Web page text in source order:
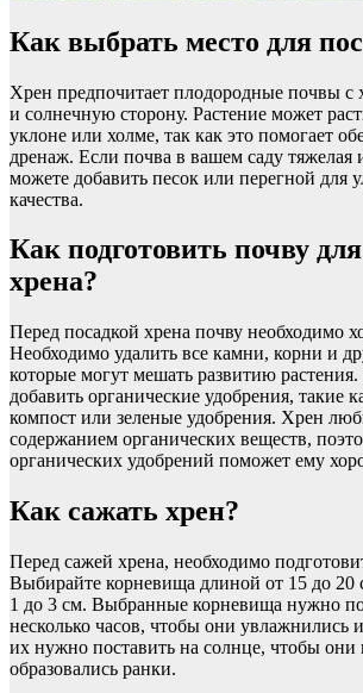
Как выбрать место для
Хрен предпочитает плодородные почвы
и солнечную сторону. Растение может
уклоне или холме, так как это помогает
дренаж. Если почва в вашем саду тяжелая
можете добавить песок или перегной для
качества.
Как подготовить почву
хрена?
Перед посадкой хрена почву необходимо
Необходимо удалить все камни, корни и
которые могут мешать развитию
добавить органические удобрения, такие
компост или зеленые удобрения. Хрен
содержанием органических веществ,
органических удобрений поможет ему
Как сажать хрен?
Перед сажей хрена, необходимо
Выбирайте корневища длиной от 15 до 20
1 до 3 см. Выбранные корневища нужно
несколько часов, чтобы они увлажнились
их нужно поставить на солнце, чтобы они
образовались ранки.